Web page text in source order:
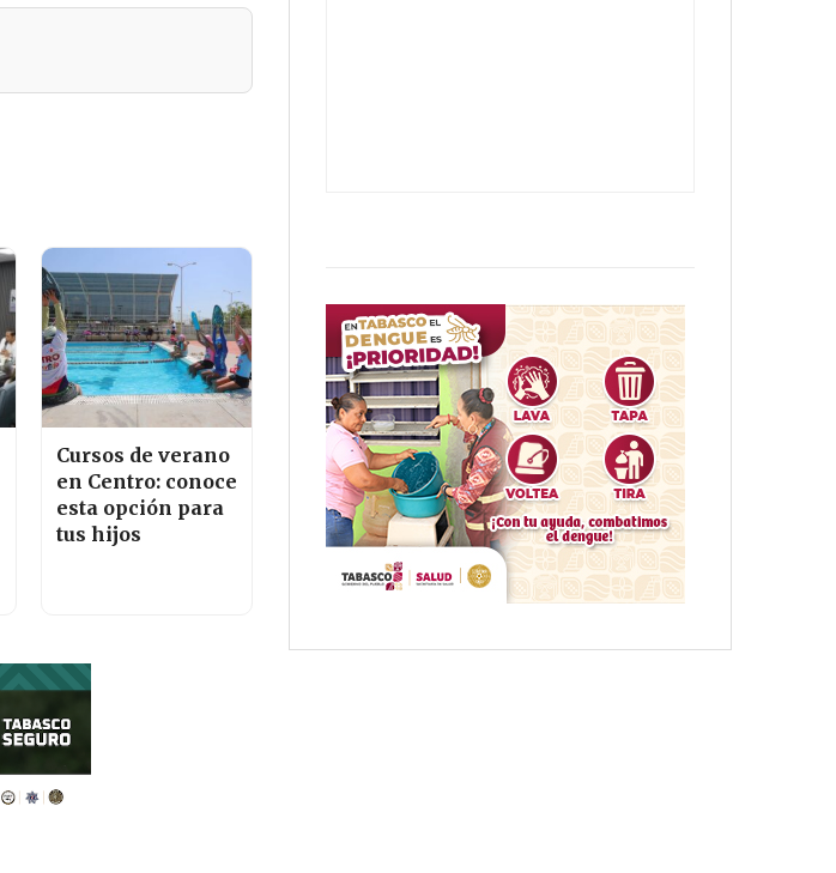
Cursos de verano
en Centro: conoce
esta opción para
tus hijos